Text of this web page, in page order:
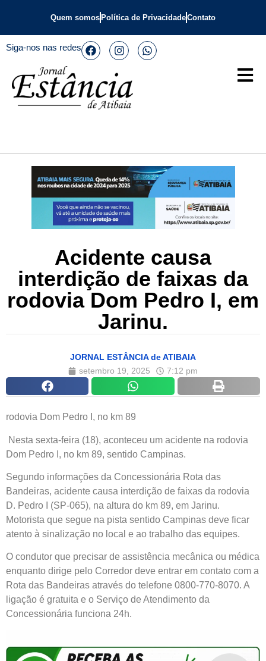
Quem somos Política de PrivacidadeContato
Siga-nos nas redes
Acidente causa
interdição de faixas da
rodovia Dom Pedro I, em
Jarinu.
JORNAL ESTÂNCIA de ATIBAIA
setembro 19, 2025
7:12 pm
rodovia Dom Pedro I, no km 89
Nesta sexta-feira (18), aconteceu um acidente na rodovia
Dom Pedro I, no km 89, sentido Campinas.
Segundo informações da Concessionária Rota das
Bandeiras, acidente causa interdição de faixas da rodovia
D. Pedro I (SP-065), na altura do km 89, em Jarinu.
Motorista que segue na pista sentido Campinas deve ficar
atento à sinalização no local e ao trabalho das equipes.
O condutor que precisar de assistência mecânica ou médica
enquanto dirige pelo Corredor deve entrar em contato com a
Rota das Bandeiras através do telefone 0800-770-8070. A
ligação é gratuita e o Serviço de Atendimento da
Concessionária funciona 24h.